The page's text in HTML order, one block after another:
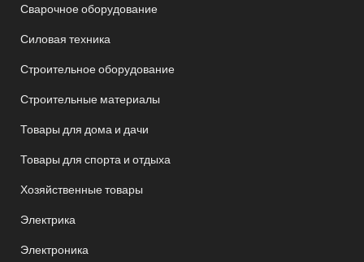
Сварочное оборудование
Силовая техника
Строительное оборудование
Строительные материалы
Товары для дома и дачи
Товары для спорта и отдыха
Хозяйственные товары
Электрика
Электроника